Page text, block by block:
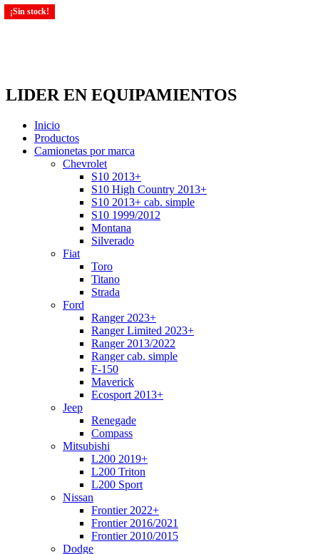
LIDER EN EQUIPAMIENTOS
Inicio
Productos
Camionetas por marca
Chevrolet
S10 2013+
S10 High Country 2013+
S10 2013+ cab. simple
S10 1999/2012
Montana
Silverado
Fiat
Toro
Titano
Strada
Ford
Ranger 2023+
Ranger Limited 2023+
Ranger 2013/2022
Ranger cab. simple
F-150
Maverick
Ecosport 2013+
Jeep
Renegade
Compass
Mitsubishi
L200 2019+
L200 Triton
L200 Sport
Nissan
Frontier 2022+
Frontier 2016/2021
Frontier 2010/2015
Dodge
¡Sin stock!
¡Sin stock!